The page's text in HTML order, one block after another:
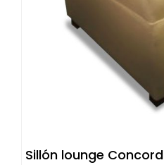
Sillón lounge Concord